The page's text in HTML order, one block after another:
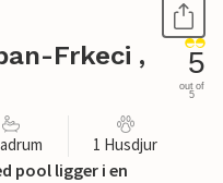
Frkeci ,
5
out of
5
1 Husdjur
pool ligger i en